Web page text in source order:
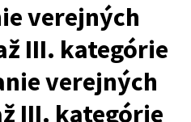
verejných
III. kategórie
verejných
III. kategórie